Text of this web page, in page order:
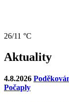
26/11 °C
Aktuality
4.8.2026
Počaply